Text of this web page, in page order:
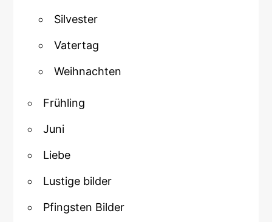
Silvester
Vatertag
Weihnachten
Frühling
Juni
Liebe
Lustige bilder
Pfingsten Bilder